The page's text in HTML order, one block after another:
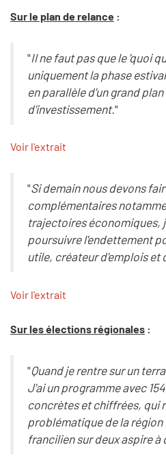
Sur le plan de relance :
"Il ne faut pas que le 'quoi
uniquement la phase
en parallèle d'un grand
d'investissement."
Voir l'extrait
"Si demain nous devons
complémentaires
trajectoires économiques,
poursuivre l'endettement
utile, créateur d'emplois et
Voir l'extrait
Sur les élections régionales :
"Quand je rentre sur un
J'ai un programme avec
concrètes et chiffrées, qui
problématique de la
francilien sur deux aspire à